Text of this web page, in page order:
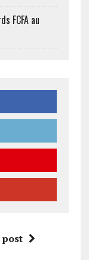
FCFA au
post